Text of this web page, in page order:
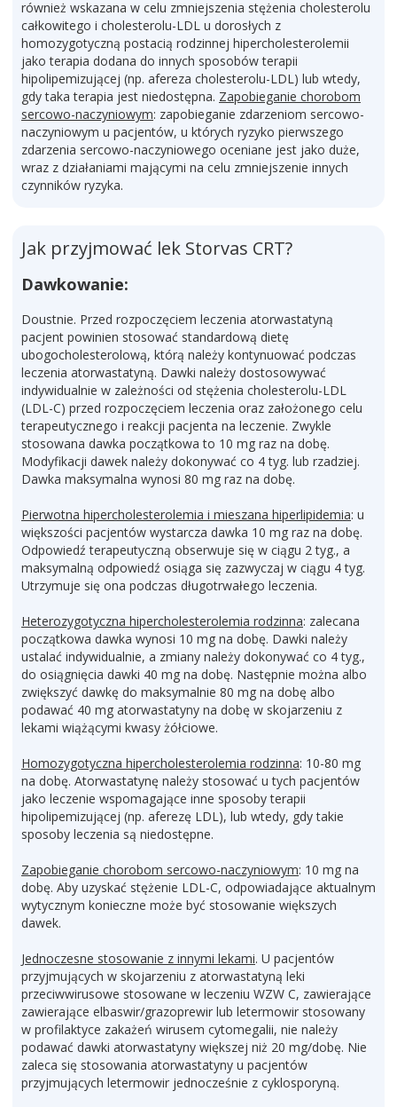
również wskazana w celu zmniejszenia stężenia cholesterolu
całkowitego i cholesterolu-LDL u dorosłych z
homozygotyczną postacią rodzinnej hipercholesterolemii
jako terapia dodana do innych sposobów terapii
hipolipemizującej (np. afereza cholesterolu-LDL) lub wtedy,
gdy taka terapia jest niedostępna. Zapobieganie chorobom
sercowo-naczyniowym: zapobieganie zdarzeniom sercowo-
naczyniowym u pacjentów, u których ryzyko pierwszego
zdarzenia sercowo-naczyniowego oceniane jest jako duże,
wraz z działaniami mającymi na celu zmniejszenie innych
czynników ryzyka.
Jak przyjmować lek Storvas CRT?
Dawkowanie:
Doustnie. Przed rozpoczęciem leczenia atorwastatyną
pacjent powinien stosować standardową dietę
ubogocholesterolową, którą należy kontynuować podczas
leczenia atorwastatyną. Dawki należy dostosowywać
indywidualnie w zależności od stężenia cholesterolu-LDL
(LDL-C) przed rozpoczęciem leczenia oraz założonego celu
terapeutycznego i reakcji pacjenta na leczenie. Zwykle
stosowana dawka początkowa to 10 mg raz na dobę.
Modyfikacji dawek należy dokonywać co 4 tyg. lub rzadziej.
Dawka maksymalna wynosi 80 mg raz na dobę.
Pierwotna hipercholesterolemia i mieszana hiperlipidemia: u
większości pacjentów wystarcza dawka 10 mg raz na dobę.
Odpowiedź terapeutyczną obserwuje się w ciągu 2 tyg., a
maksymalną odpowiedź osiąga się zazwyczaj w ciągu 4 tyg.
Utrzymuje się ona podczas długotrwałego leczenia.
Heterozygotyczna hipercholesterolemia rodzinna: zalecana
początkowa dawka wynosi 10 mg na dobę. Dawki należy
ustalać indywidualnie, a zmiany należy dokonywać co 4 tyg.,
do osiągnięcia dawki 40 mg na dobę. Następnie można albo
zwiększyć dawkę do maksymalnie 80 mg na dobę albo
podawać 40 mg atorwastatyny na dobę w skojarzeniu z
lekami wiążącymi kwasy żółciowe.
Homozygotyczna hipercholesterolemia rodzinna: 10-80 mg
na dobę. Atorwastatynę należy stosować u tych pacjentów
jako leczenie wspomagające inne sposoby terapii
hipolipemizującej (np. aferezę LDL), lub wtedy, gdy takie
sposoby leczenia są niedostępne.
Zapobieganie chorobom sercowo-naczyniowym: 10 mg na
dobę. Aby uzyskać stężenie LDL-C, odpowiadające aktualnym
wytycznym konieczne może być stosowanie większych
dawek.
Jednoczesne stosowanie z innymi lekami. U pacjentów
przyjmujących w skojarzeniu z atorwastatyną leki
przeciwwirusowe stosowane w leczeniu WZW C, zawierające
zawierające elbaswir/grazoprewir lub letermowir stosowany
w profilaktyce zakażeń wirusem cytomegalii, nie należy
podawać dawki atorwastatyny większej niż 20 mg/dobę. Nie
zaleca się stosowania atorwastatyny u pacjentów
przyjmujących letermowir jednocześnie z cyklosporyną.